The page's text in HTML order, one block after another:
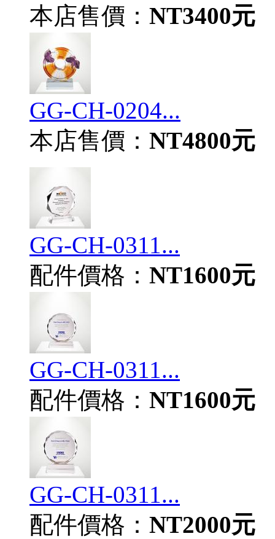
本店售價： NT3400元
GG-CH-0204...
本店售價： NT4800元
GG-CH-0311...
配件價格： NT1600元
GG-CH-0311...
配件價格： NT1600元
GG-CH-0311...
配件價格： NT2000元